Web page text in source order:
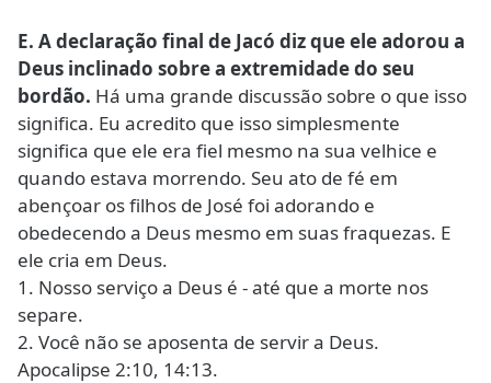
E. A declaração final de Jacó diz que ele adorou a
Deus inclinado sobre a extremidade do seu
bordão. Há uma grande discussão sobre o que isso
significa. Eu acredito que isso simplesmente
significa que ele era fiel mesmo na sua velhice e
quando estava morrendo. Seu ato de fé em
abençoar os filhos de José foi adorando e
obedecendo a Deus mesmo em suas fraquezas. E
ele cria em Deus.
1. Nosso serviço a Deus é - até que a morte nos
separe.
2. Você não se aposenta de servir a Deus.
Apocalipse 2:10, 14:13.